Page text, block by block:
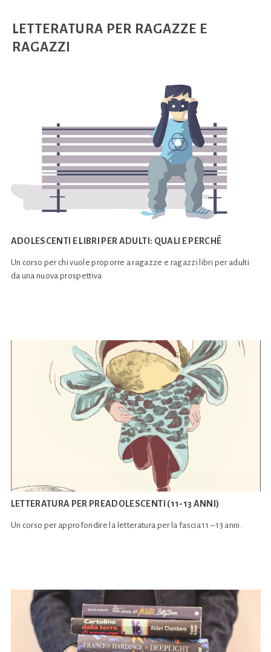
LETTERATURA PER RAGAZZE E
RAGAZZI
ADOLESCENTI E LIBRI PER ADULTI: QUALI E PERCHÉ
Un corso per chi vuole proporre a ragazze e ragazzi libri per adulti
da una nuova prospettiva
LETTERATURA PER PREADOLESCENTI (11-13 ANNI)
Un corso per approfondire la letteratura per la fascia 11 – 13 anni.